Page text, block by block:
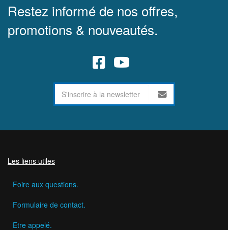
Restez informé de nos offres,
promotions & nouveautés.
Les liens utiles
Foire aux questions.
Formulaire de contact.
Etre appelé.